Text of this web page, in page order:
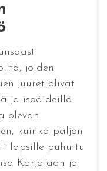
joiden
juuret olivat
ja isoäideillä
olevan
kuinka paljon
lapsille puhuttu
Karjalaan ja